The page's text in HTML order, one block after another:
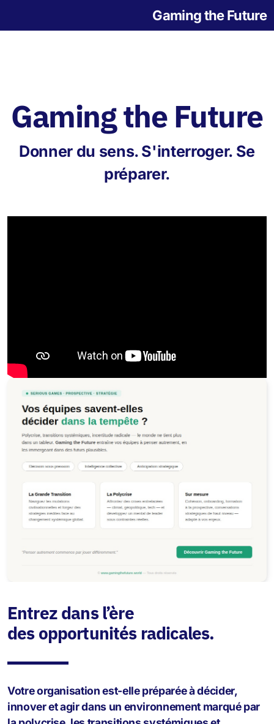
Gaming the Future
Gaming the Future
Donner du sens. S'interroger. Se
préparer.
Entrez dans l’ère
des opportunités radicales.
Votre organisation est-elle préparée à décider,
innover et agir dans un environnement marqué par
L'origine des jeux